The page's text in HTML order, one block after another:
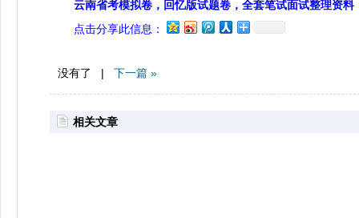
云南省考模拟卷，回忆版试题卷，全套笔试面试整理资料
点击分享此信息：
没有了 | 下一篇 »
相关文章